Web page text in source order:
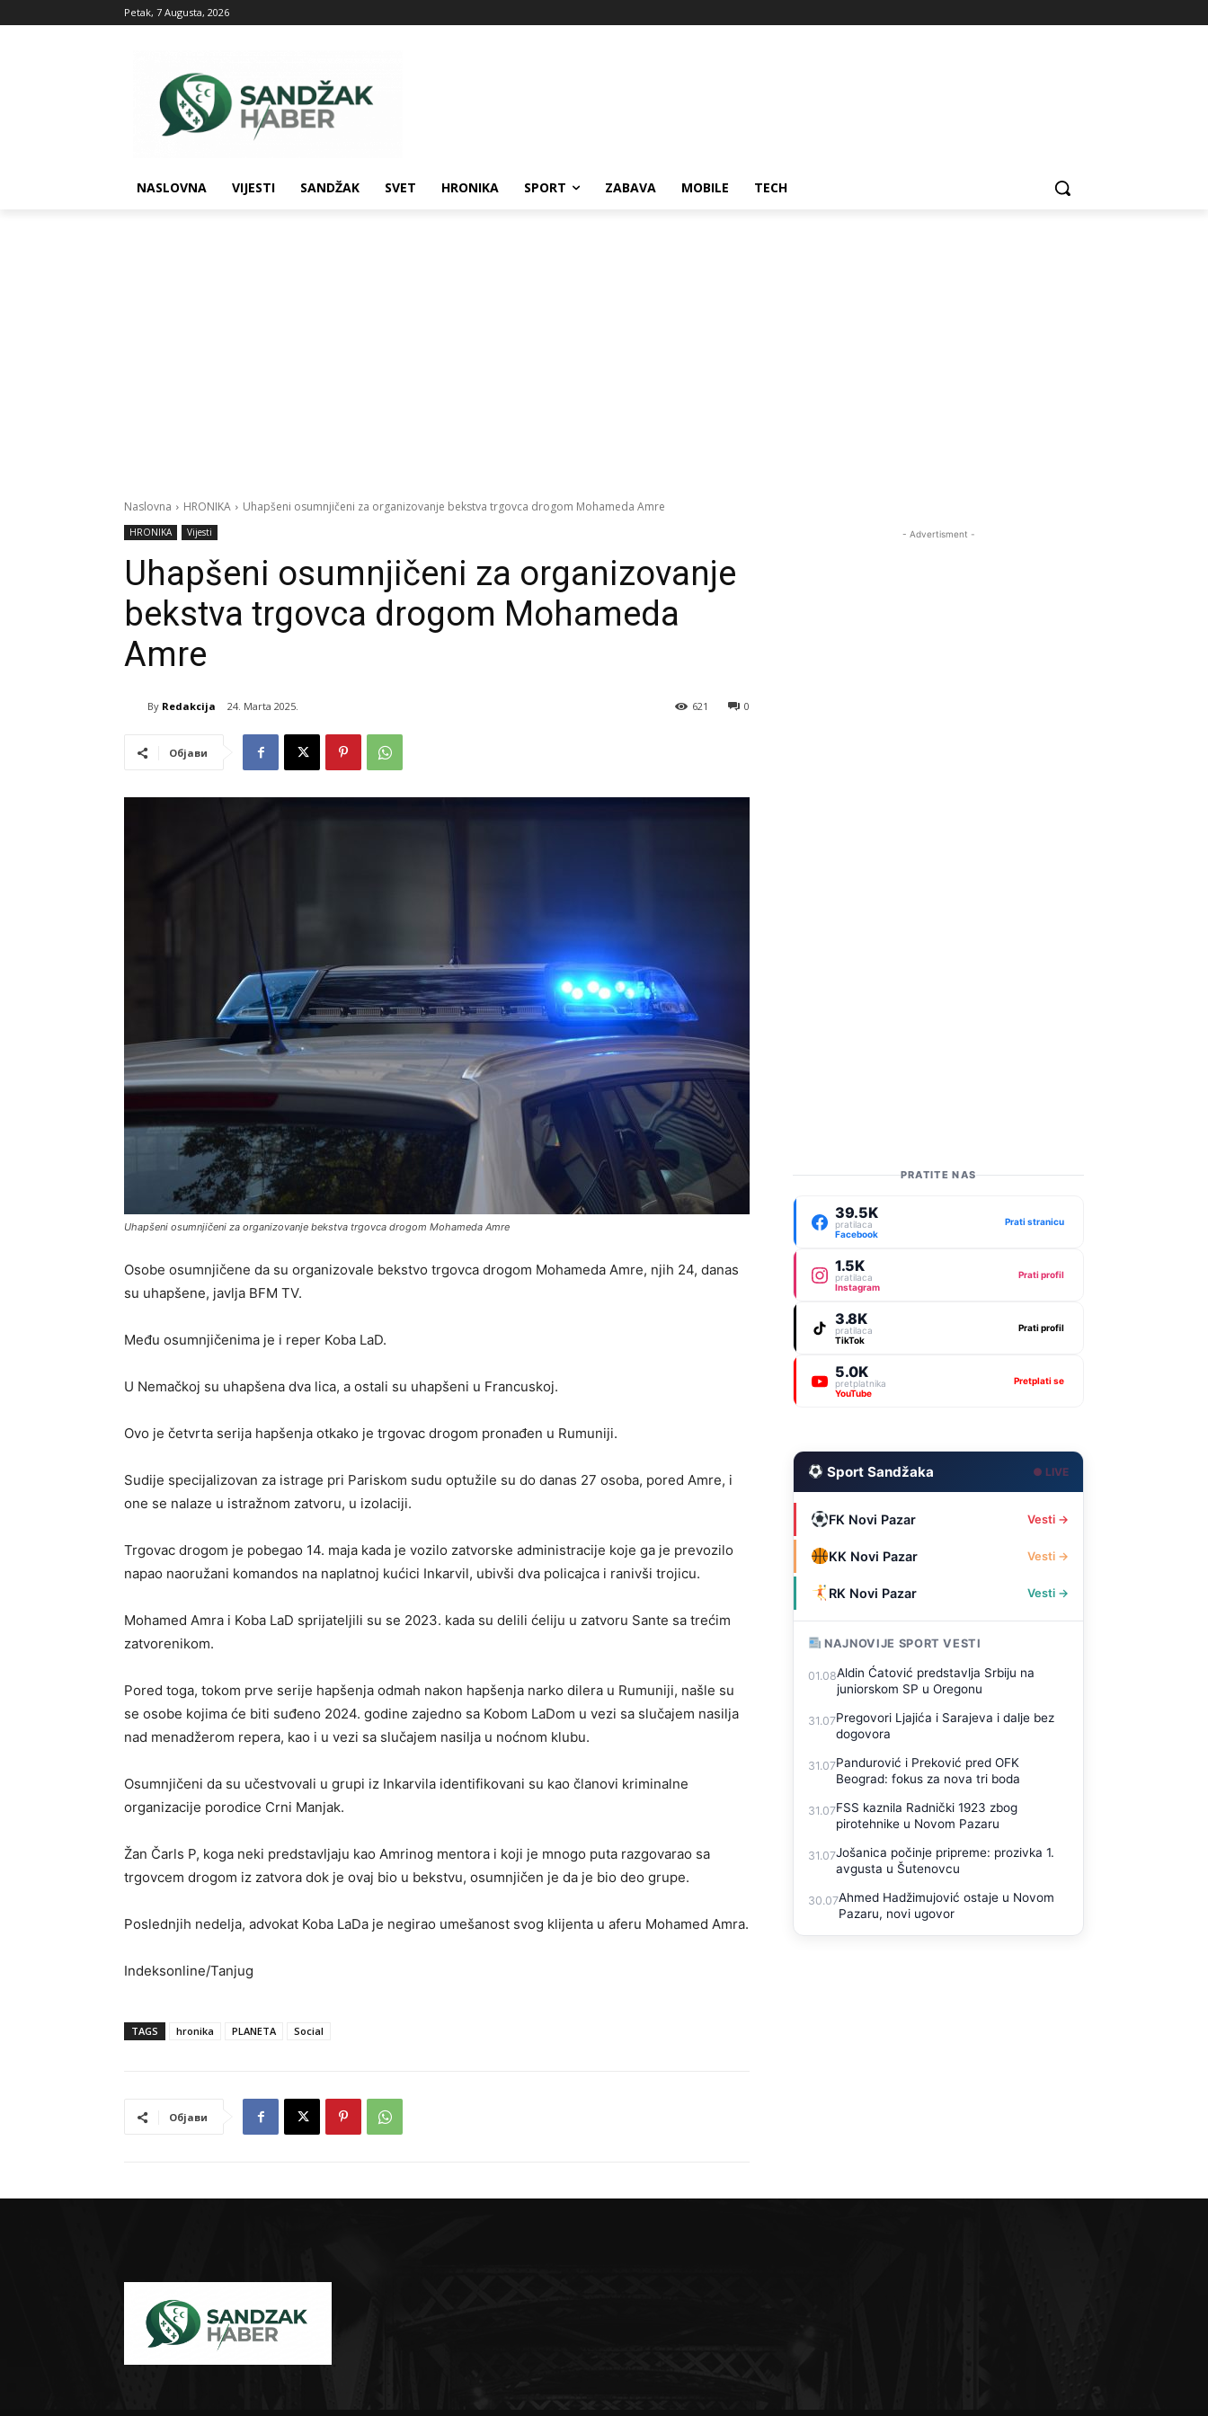
Petak, 7 Augusta, 2026
NASLOVNA VIJESTI SANDŽAK SVET HRONIKA SPORT ZABAVA MOBILE TECH
Naslovna HRONIKA Uhapšeni osumnjičeni za organizovanje bekstva trgovca drogom Mohameda Amre
HRONIKA Vijesti
Uhapšeni osumnjičeni za organizovanje
bekstva trgovca drogom Mohameda
Amre
By Redakcija 24. Marta 2025. 0
621
Објави
Uhapšeni osumnjičeni za organizovanje bekstva trgovca drogom Mohameda Amre
Osobe osumnjičene da su organizovale bekstvo trgovca drogom Mohameda Amre, njih 24, danas
su uhapšene, javlja BFM TV.
Među osumnjičenima je i reper Koba LaD.
U Nemačkoj su uhapšena dva lica, a ostali su uhapšeni u Francuskoj.
Ovo je četvrta serija hapšenja otkako je trgovac drogom pronađen u Rumuniji.
Sudije specijalizovan za istrage pri Pariskom sudu optužile su do danas 27 osoba, pored Amre, i
one se nalaze u istražnom zatvoru, u izolaciji.
Trgovac drogom je pobegao 14. maja kada je vozilo zatvorske administracije koje ga je prevozilo
napao naoružani komandos na naplatnoj kućici Inkarvil, ubivši dva policajca i ranivši trojicu.
Mohamed Amra i Koba LaD sprijateljili su se 2023. kada su delili ćeliju u zatvoru Sante sa trećim
zatvorenikom.
Pored toga, tokom prve serije hapšenja odmah nakon hapšenja narko dilera u Rumuniji, našle su
se osobe kojima će biti suđeno 2024. godine zajedno sa Kobom LaDom u vezi sa slučajem nasilja
nad menadžerom repera, kao i u vezi sa slučajem nasilja u noćnom klubu.
Osumnjičeni da su učestvovali u grupi iz Inkarvila identifikovani su kao članovi kriminalne
organizacije porodice Crni Manjak.
Žan Čarls P, koga neki predstavljaju kao Amrinog mentora i koji je mnogo puta razgovarao sa
trgovcem drogom iz zatvora dok je ovaj bio u bekstvu, osumnjičen je da je bio deo grupe.
Poslednjih nedelja, advokat Koba LaDa je negirao umešanost svog klijenta u aferu Mohamed Amra.
Indeksonline/Tanjug
TAGS hronika PLANETA Social
Објави
- Advertisment -
PRATITE NAS
39.5K
pratilaca
Facebook
Prati stranicu
1.5K
pratilaca
Instagram
Prati profil
3.8K
pratilaca
TikTok
Prati profil
5.0K
pretplatnika
YouTube
Pretplati se
Sport Sandžaka ● LIVE
FK Novi Pazar Vesti →
KK Novi Pazar Vesti →
RK Novi Pazar Vesti →
NAJNOVIJE SPORT VESTI
01.08Aldin Ćatović predstavlja Srbiju na
juniorskom SP u Oregonu
31.07Pregovori Ljajića i Sarajeva i dalje bez
dogovora
31.07Pandurović i Preković pred OFK
Beograd: fokus za nova tri boda
31.07FSS kaznila Radnički 1923 zbog
pirotehnike u Novom Pazaru
31.07Jošanica počinje pripreme: prozivka 1.
avgusta u Šutenovcu
30.07Ahmed Hadžimujović ostaje u Novom
Pazaru, novi ugovor